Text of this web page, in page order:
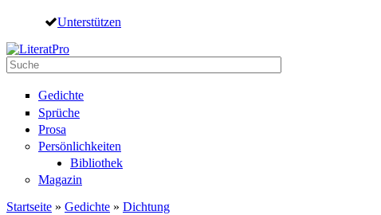
Direkt zum Inhalt
Unterstützen
Suche
Gedichte
Sprüche
Prosa
Persönlichkeiten
Bibliothek
Magazin
Startseite » Gedichte » Dichtung